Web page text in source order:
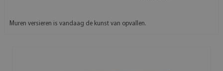
Muren versieren is vandaag de kunst van opvallen.